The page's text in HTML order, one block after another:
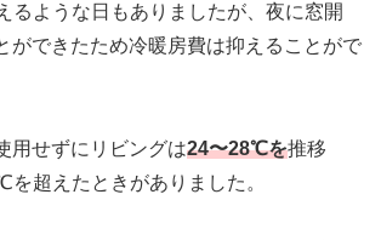
るような日もありましたが、夜に窓開
ができたため冷暖房費は抑えることがで
用せずにリビングは24〜28℃を推移
超えたときがありました。